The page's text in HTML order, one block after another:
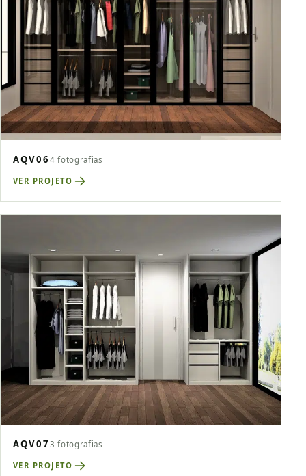
AQV06 4 fotografias
VER PROJETO
AQV07 3 fotografias
VER PROJETO